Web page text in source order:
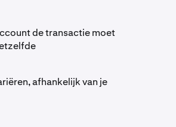
de transactie moet
afhankelijk van je